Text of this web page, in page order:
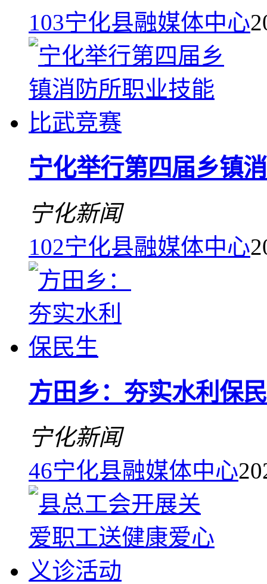
103宁化县融媒体中心
宁化举行第四届乡镇
宁化新闻
102宁化县融媒体中心
方田乡：夯实水利保
宁化新闻
46宁化县融媒体中心